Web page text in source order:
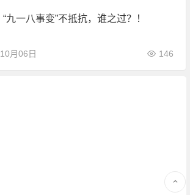
“九一八事变”不抵抗，谁之过？！
10月06日 146